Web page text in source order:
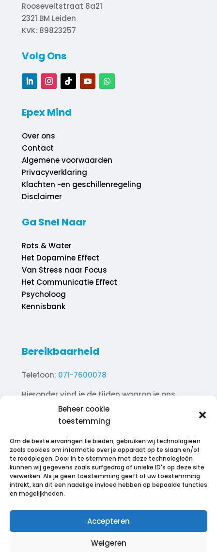
Beheer cookie
toestemming
Om de beste ervaringen te bieden, gebruiken wij technologieën
zoals cookies om informatie over je apparaat op te slaan en/of
te raadplegen. Door in te stemmen met deze technologieën
kunnen wij gegevens zoals surfgedrag of unieke ID's op deze site
verwerken. Als je geen toestemming geeft of uw toestemming
intrekt, kan dit een nadelige invloed hebben op bepaalde functies
en mogelijkheden.
Accepteren
Weigeren
Rooseveltstraat 8a21
2321 BM Leiden
KVK: 89823257
Volg Ons
Epex Mind
Over ons
Contact
Algemene voorwaarden
Privacyverklaring
Klachten -en geschillenregeling
Disclaimer
Ga Snel Naar
Rots & Water
Het Dopamine Effect
Van Stress naar Focus
Het Communicatie Effect
Psycholoog
Kennisbank
Bereikbaarheid
Telefoon: 071-7600078
Hieronder vind je de tijden waarop je ons
telefonisch kunt bereiken.
Ma. 10.00 – 18.00
Di. 10.00 – 18.00
Wo. 10.00 – 18.00
Do. 10.00 – 18.00
Vr. 10.00 – 18.00
Za. 12.00 – 17.00
Zo. Gesloten
© 2023–2026 EpexMind. Alle rechten